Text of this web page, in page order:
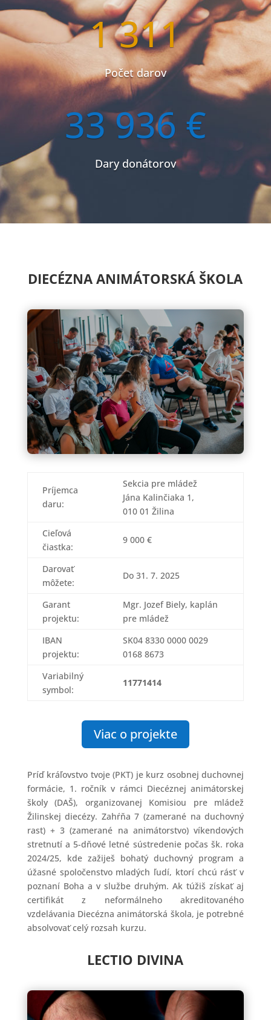
1 311
Počet darov
33 936 €
Dary donátorov
DIECÉZNA ANIMÁTORSKÁ ŠKOLA
Príjemca
daru:
Sekcia pre mládež
Jána Kalinčiaka 1,
010 01 Žilina
Cieľová
čiastka:
9 000 €
Darovať
môžete:
Do 31. 7. 2025
Garant
projektu:
Mgr. Jozef Biely, kaplán
pre mládež
IBAN
projektu:
SK04 8330 0000 0029
0168 8673
Variabilný
symbol:
11771414
Viac o projekte
Príď kráľovstvo tvoje (PKT) je kurz osobnej duchovnej
formácie, 1. ročník v rámci Diecéznej animátorskej
školy (DAŠ), organizovanej Komisiou pre mládež
Žilinskej diecézy. Zahŕňa 7 (zamerané na duchovný
rast) + 3 (zamerané na animátorstvo) víkendových
stretnutí a 5-dňové letné sústredenie počas šk. roka
2024/25, kde zažiješ bohatý duchovný program a
úžasné spoločenstvo mladých ľudí, ktorí chcú rásť v
poznaní Boha a v službe druhým. Ak túžiš získať aj
certifikát z neformálneho akreditovaného
vzdelávania Diecézna animátorská škola, je potrebné
absolvovať celý rozsah kurzu.
LECTIO DIVINA